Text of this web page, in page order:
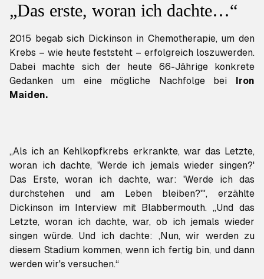
„Das erste, woran ich dachte…“
2015 begab sich Dickinson in Chemotherapie, um den
Krebs – wie heute feststeht – erfolgreich loszuwerden.
Dabei machte sich der heute 66-Jährige konkrete
Gedanken um eine mögliche Nachfolge bei Iron
Maiden.
„Als ich an Kehlkopfkrebs erkrankte, war das Letzte,
woran ich dachte, 'Werde ich jemals wieder singen?'
Das Erste, woran ich dachte, war: 'Werde ich das
durchstehen und am Leben bleiben?'", erzählte
Dickinson im Interview mit Blabbermouth. „Und das
Letzte, woran ich dachte, war, ob ich jemals wieder
singen würde. Und ich dachte: ‚Nun, wir werden zu
diesem Stadium kommen, wenn ich fertig bin, und dann
werden wir's versuchen.“